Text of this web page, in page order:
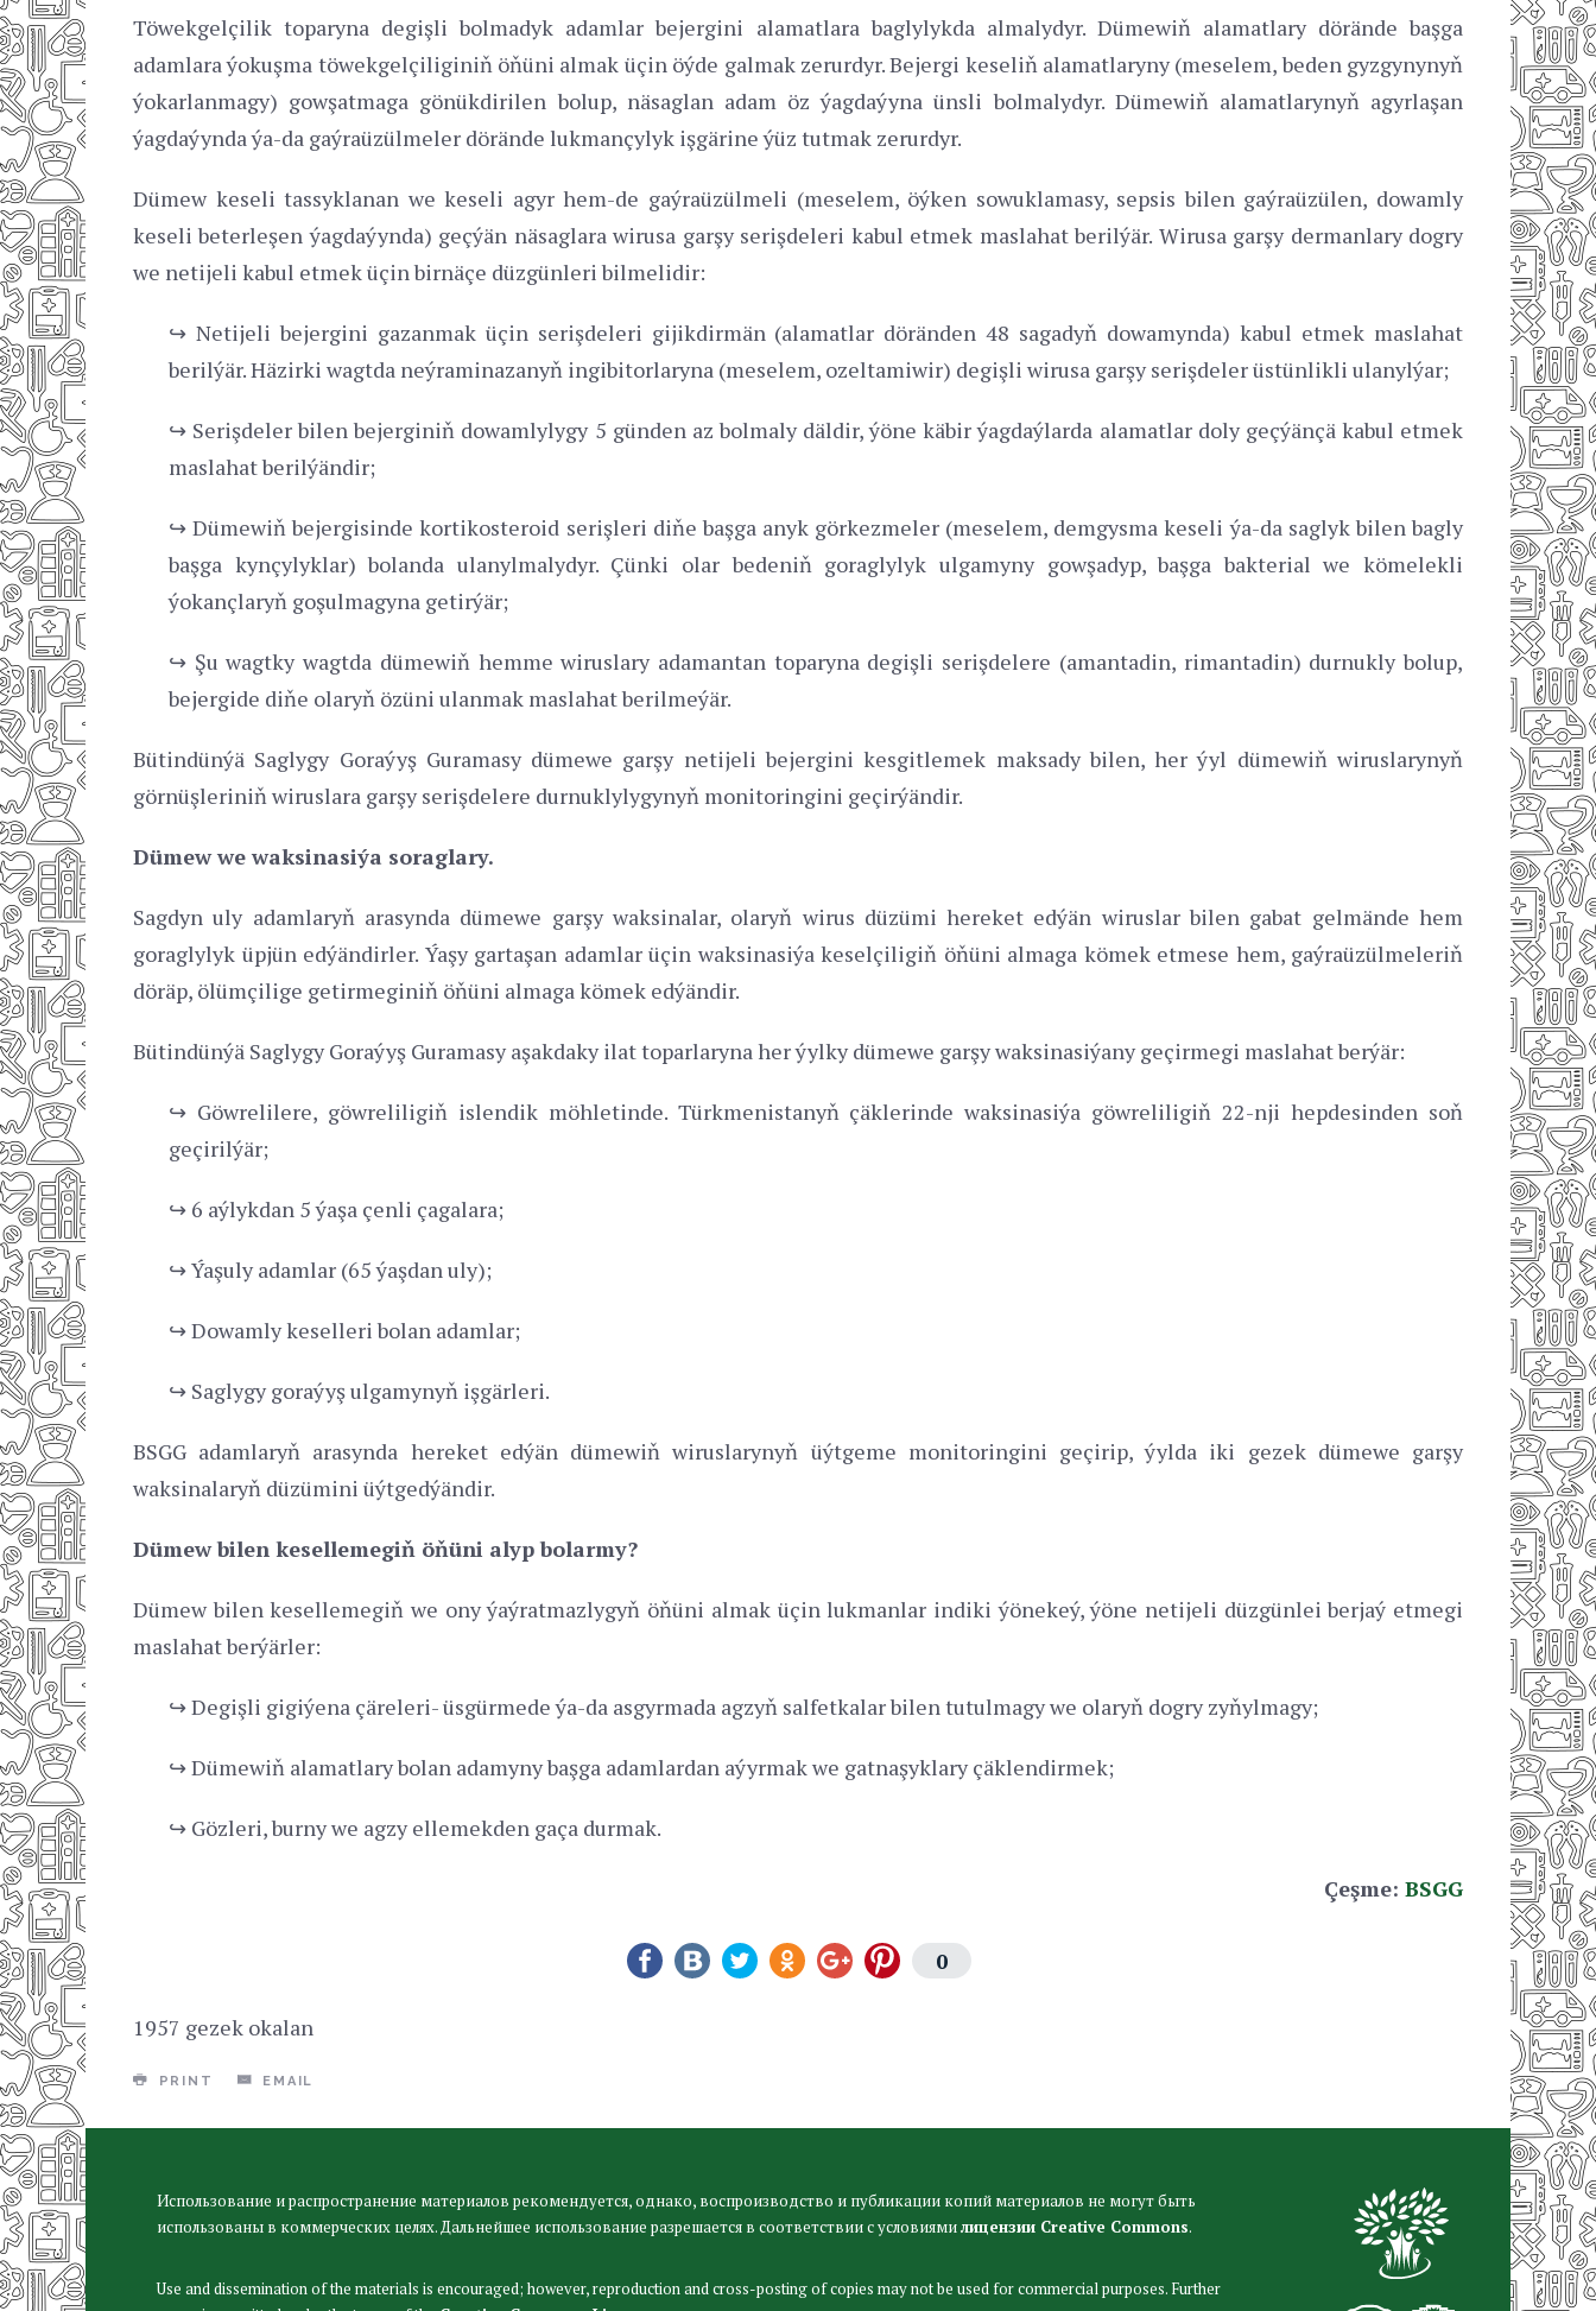
Töwekgelçilik toparyna degişli bolmadyk adamlar bejergini alamatlara baglylykda almalydyr. Dümewiň alamatlary dörände başga
adamlara ýokuşma töwekgelçiliginiň öňüni almak üçin öýde galmak zerurdyr. Bejergi keseliň alamatlaryny (meselem, beden gyzgynynyň
ýokarlanmagy) gowşatmaga gönükdirilen bolup, näsaglan adam öz ýagdaýyna ünsli bolmalydyr. Dümewiň alamatlarynyň agyrlaşan
ýagdaýynda ýa-da gaýraüzülmeler dörände lukmançylyk işgärine ýüz tutmak zerurdyr.
Dümew keseli tassyklanan we keseli agyr hem-de gaýraüzülmeli (meselem, öýken sowuklamasy, sepsis bilen gaýraüzülen, dowamly
keseli beterleşen ýagdaýynda) geçýän näsaglara wirusa garşy serişdeleri kabul etmek maslahat berilýär. Wirusa garşy dermanlary dogry
we netijeli kabul etmek üçin birnäçe düzgünleri bilmelidir:
↪ Netijeli bejergini gazanmak üçin serişdeleri gijikdirmän (alamatlar döränden 48 sagadyň dowamynda) kabul etmek maslahat
berilýär. Häzirki wagtda neýraminazanyň ingibitorlaryna (meselem, ozeltamiwir) degişli wirusa garşy serişdeler üstünlikli ulanylýar;
↪ Serişdeler bilen bejerginiň dowamlylygy 5 günden az bolmaly däldir, ýöne käbir ýagdaýlarda alamatlar doly geçýänçä kabul etmek
maslahat berilýändir;
↪ Dümewiň bejergisinde kortikosteroid serişleri diňe başga anyk görkezmeler (meselem, demgysma keseli ýa-da saglyk bilen bagly
başga kynçylyklar) bolanda ulanylmalydyr. Çünki olar bedeniň goraglylyk ulgamyny gowşadyp, başga bakterial we kömelekli
ýokançlaryň goşulmagyna getirýär;
↪ Şu wagtky wagtda dümewiň hemme wiruslary adamantan toparyna degişli serişdelere (amantadin, rimantadin) durnukly bolup,
bejergide diňe olaryň özüni ulanmak maslahat berilmeýär.
Bütindünýä Saglygy Goraýyş Guramasy dümewe garşy netijeli bejergini kesgitlemek maksady bilen, her ýyl dümewiň wiruslarynyň
görnüşleriniň wiruslara garşy serişdelere durnuklylygynyň monitoringini geçirýändir.
Dümew we waksinasiýa soraglary.
Sagdyn uly adamlaryň arasynda dümewe garşy waksinalar, olaryň wirus düzümi hereket edýän wiruslar bilen gabat gelmände hem
goraglylyk üpjün edýändirler. Ýaşy gartaşan adamlar üçin waksinasiýa keselçiligiň öňüni almaga kömek etmese hem, gaýraüzülmeleriň
döräp, ölümçilige getirmeginiň öňüni almaga kömek edýändir.
Bütindünýä Saglygy Goraýyş Guramasy aşakdaky ilat toparlaryna her ýylky dümewe garşy waksinasiýany geçirmegi maslahat berýär:
↪ Göwrelilere, göwreliligiň islendik möhletinde. Türkmenistanyň çäklerinde waksinasiýa göwreliligiň 22-nji hepdesinden soň
geçirilýär;
↪ 6 aýlykdan 5 ýaşa çenli çagalara;
↪ Ýaşuly adamlar (65 ýaşdan uly);
↪ Dowamly keselleri bolan adamlar;
↪ Saglygy goraýyş ulgamynyň işgärleri.
BSGG adamlaryň arasynda hereket edýän dümewiň wiruslarynyň üýtgeme monitoringini geçirip, ýylda iki gezek dümewe garşy
waksinalaryň düzümini üýtgedýändir.
Dümew bilen kesellemegiň öňüni alyp bolarmy?
Dümew bilen kesellemegiň we ony ýaýratmazlygyň öňüni almak üçin lukmanlar indiki ýönekeý, ýöne netijeli düzgünlei berjaý etmegi
maslahat berýärler:
↪ Degişli gigiýena çäreleri- üsgürmede ýa-da asgyrmada agzyň salfetkalar bilen tutulmagy we olaryň dogry zyňylmagy;
↪ Dümewiň alamatlary bolan adamyny başga adamlardan aýyrmak we gatnaşyklary çäklendirmek;
↪ Gözleri, burny we agzy ellemekden gaça durmak.
Çeşme: BSGG
0
1957 gezek okalan
PRINT EMAIL
Использование и распространение материалов рекомендуется, однако, воспроизводство и публикации копий материалов не могут быть
использованы в коммерческих целях. Дальнейшее использование разрешается в соответствии с условиямилицензии Creative Commons.
Use and dissemination of the materials is encouraged; however, reproduction and cross-posting of copies may not be used for commercial purposes. Further